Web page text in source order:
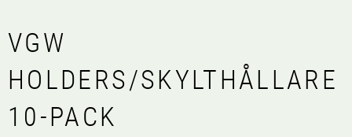
VGW
HOLDERS/SKYLTHÅLLARE
10-PACK